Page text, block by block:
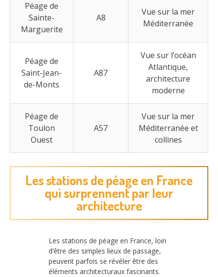
Péage de
Sainte-
Marguerite
A8
Vue sur la mer
Méditerranée
Péage de
Saint-Jean-
de-Monts
A87
Vue sur l’océan
Atlantique,
architecture
moderne
Péage de
Toulon
Ouest
A57
Vue sur la mer
Méditerranée et
collines
Les stations de péage en France
qui surprennent par leur
architecture
Les stations de péage en France, loin
d’être des simples lieux de passage,
peuvent parfois se révéler être des
éléments architecturaux fascinants.